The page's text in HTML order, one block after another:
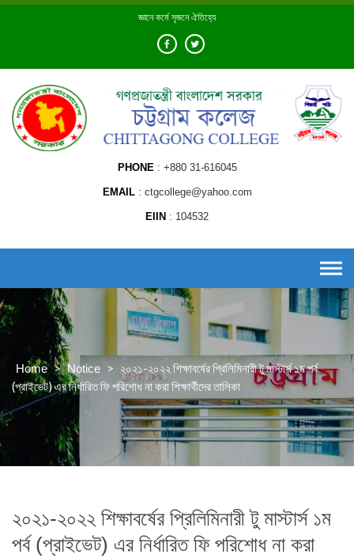
Skip
জ্ঞানে কর্মে সৃজনে ঐতিহ্যে
PHONE +880 31-616045
EMAIL ctgcollege@yahoo.com
EIIN 104532
Home > Notice > ২০২১-২০২২ শিক্ষাবর্ষের প্রিলিমিনারী টু মাস্টার্স ১ম পর্ব
(প্রাইভেট) এর নির্ধারিত ফি পরিশোধ না করা শিক্ষার্থীদের তালিকা
২০২১-২০২২ শিক্ষাবর্ষের প্রিলিমিনারী টু মাস্টার্স ১ম
পর্ব (প্রাইভেট) এর নির্ধারিত ফি পরিশোধ না করা